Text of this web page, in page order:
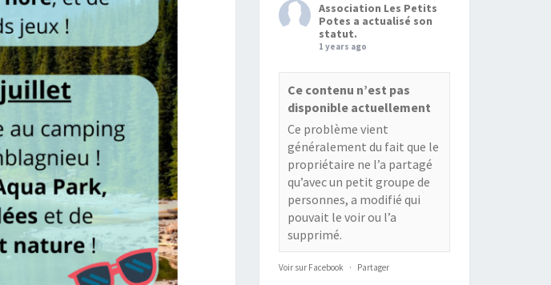
Association Les Petits
Potes a actualisé son
statut.
1 years ago
Ce contenu n’est pas
disponible actuellement
Ce problème vient
généralement du fait que le
propriétaire ne l’a partagé
qu’avec un petit groupe de
personnes, a modifié qui
pouvait le voir ou l’a
supprimé.
Voir sur Facebook · Partager